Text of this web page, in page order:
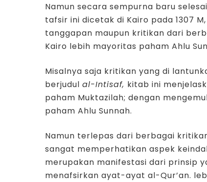
Namun secara sempurna baru
tafsir ini dicetak di Kairo pada 1307
tanggapan maupun kritikan dari
Kairo lebih mayoritas paham Ahlu
Misalnya saja kritikan yang di
berjudul al-Intisaf, kitab ini
paham Muktazilah; dengan
paham Ahlu Sunnah.
Namun terlepas dari berbagai
sangat memperhatikan aspek
merupakan manifestasi dari prinsip
menafsirkan ayat-ayat al-Qur’an.